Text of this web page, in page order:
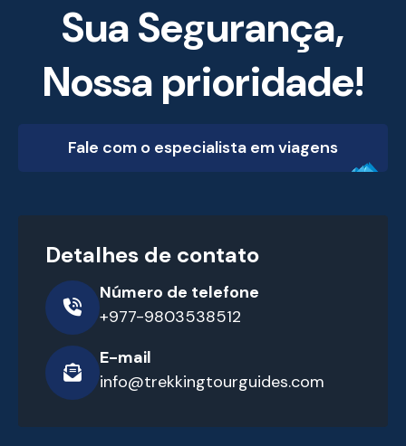
Sua Segurança,
Nossa prioridade!
Fale com o especialista em viagens
Detalhes de contato
Número de telefone
+977-9803538512
E-mail
info@trekkingtourguides.com